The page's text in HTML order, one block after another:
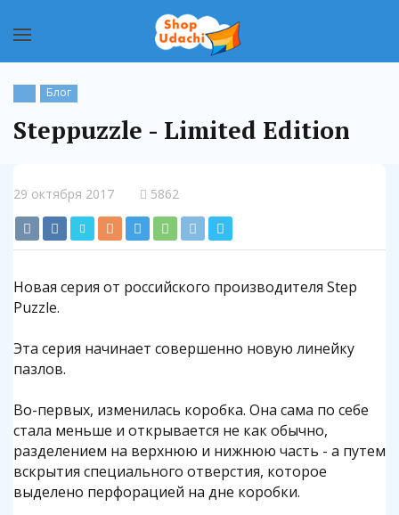
Блог
Steppuzzle - Limited Edition
29 октября 2017 5862
Новая серия от российского производителя Step
Puzzle.
Эта серия начинает совершенно новую линейку
пазлов.
Во-первых, изменилась коробка. Она сама по себе
стала меньше и открывается не как обычно,
разделением на верхнюю и нижнюю часть - а путем
вскрытия специального отверстия, которое
выделено перфорацией на дне коробки.